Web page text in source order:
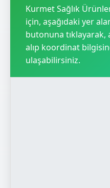
Kurmet Sağlık
için, aşağıdaki yer
butonuna tıklayarak,
alıp koordinat
ulaşabilirsiniz.